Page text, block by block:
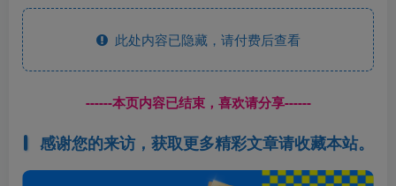
此处内容已隐藏，请付费后查看
------本页内容已结束，喜欢请分享------
感谢您的来访，获取更多精彩文章请收藏本站。